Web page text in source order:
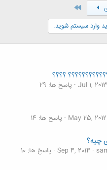
باز شود...
وارد سیستم شوید.
؟؟؟؟
Jul 1, 2013 پاسخ ها: 29
May 25, 2012
پاسخ ها: 14
چیه؟
Sep 4, 2014 پاسخ ها: 10